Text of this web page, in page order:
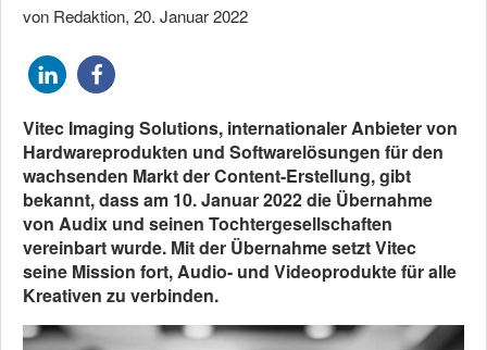
von Redaktion, 20. Januar 2022
Vitec Imaging Solutions, internationaler Anbieter von
Hardwareprodukten und Softwarelösungen für den
wachsenden Markt der Content-Erstellung, gibt
bekannt, dass am 10. Januar 2022 die Übernahme
von Audix und seinen Tochtergesellschaften
vereinbart wurde. Mit der Übernahme setzt Vitec
seine Mission fort, Audio- und Videoprodukte für alle
Kreativen zu verbinden.